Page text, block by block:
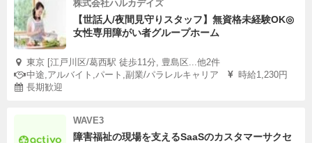
株式会社ハルカデイズ
【世話人/夜間見守りスタッフ】無資格未経験OK◎
女性専用障がい者グループホーム
東京 [江戸川区/葛西駅 徒歩11分, 豊島区...他2件
中途,アルバイト,パート,副業/パラレルキャリア
時給1,230円
長期歓迎
WAVE3
障害福祉の現場を支えるSaaSのカスタマーサクセ